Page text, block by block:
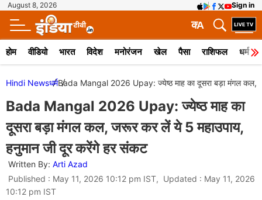
August 8, 2026 Sign in
A
क
होम वीडियो भारत विदेश मनोरंजन खेल पैसा राशिफल धर्म
Hindi Newsधर्मBada Mangal 2026 Upay: ज्येष्ठ माह का दूसरा बड़ा मंगल कल,
Bada Mangal 2026 Upay: ज्येष्ठ माह का
दूसरा बड़ा मंगल कल, जरूर कर लें ये 5 महाउपाय,
हनुमान जी दूर करेंगे हर संकट
Written By: Arti Azad
Published : May 11, 2026 10:12 pm IST, Updated : May 11, 2026
10:12 pm IST